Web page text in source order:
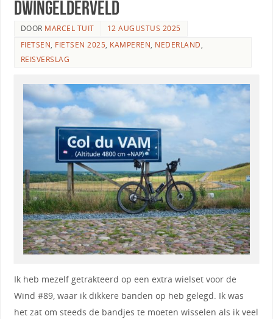
Dwingelderveld
DOOR MARCEL TUIT
12 AUGUSTUS 2025
FIETSEN, FIETSEN 2025, KAMPEREN, NEDERLAND,
REISVERSLAG
Ik heb mezelf getrakteerd op een extra wielset voor de
Wind #89, waar ik dikkere banden op heb gelegd. Ik was
het zat om steeds de bandjes te moeten wisselen als ik veel